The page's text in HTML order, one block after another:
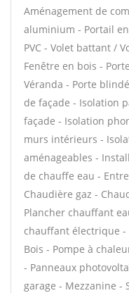
Aménagement de
aluminium - Portail
PVC - Volet battant /
Fenêtre en bois -
Véranda - Porte
de façade - Isolation
façade - Isolation
murs intérieurs -
aménageables -
de chauffe eau -
Chaudière gaz -
Plancher chauffant
chauffant électrique -
Bois - Pompe à
- Panneaux
garage - Mezzanine -